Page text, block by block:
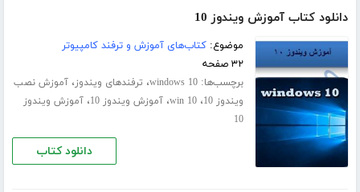
دانلود کتاب آموزش ویندوز 10
موضوع:کتاب‌های آموزش و ترفند کامپیوتر
۳۲ صفحه
برچسب‌ها:windows 10، ترفندهای ویندوز،آموزش نصب
ویندوز 10
،win 10،آموزش ویندوز 10 ،آموزش ویندوز
10
دانلود کتاب